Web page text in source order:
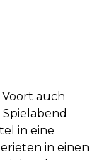
auch
in eine
in einen